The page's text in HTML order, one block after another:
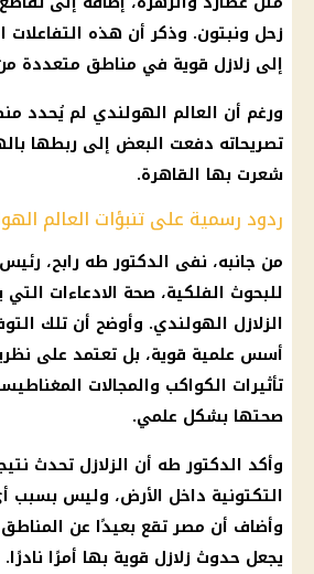
زحل ونبتون. وذكر أن هذه التفاعلات
إلى زلازل قوية في مناطق متعددة من
ورغم أن العالم الهولندي لم يُحدد
تصريحاته دفعت البعض إلى ربطها
شعرت بها القاهرة.
ردود رسمية على تنبؤات العالم
من جانبه، نفى الدكتور طه رابح، رئيس
للبحوث الفلكية، صحة الادعاءات
الزلازل الهولندي. وأوضح أن تلك
أسس علمية قوية، بل تعتمد على
تأثيرات الكواكب والمجالات
صحتها بشكل علمي.
وأكد الدكتور طه أن الزلازل تحدث
التكتونية داخل الأرض، وليس بسبب
وأضاف أن مصر تقع بعيدًا عن المناطق
يجعل حدوث زلازل قوية بها أمرًا نادرًا.